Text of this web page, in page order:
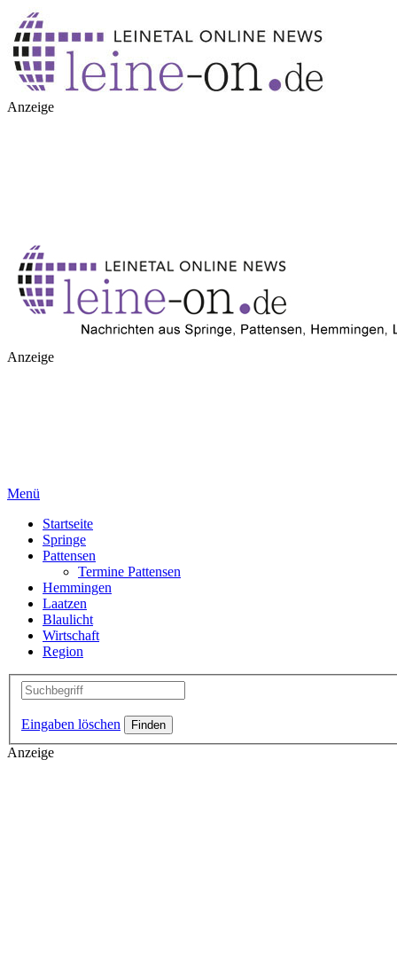
Anzeige
Anzeige
Menü
Startseite
Springe
Pattensen
Termine Pattensen
Hemmingen
Laatzen
Blaulicht
Wirtschaft
Region
Eingaben löschen
Anzeige